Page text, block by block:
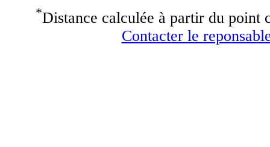
*Distance calculée à partir du point
Contacter le